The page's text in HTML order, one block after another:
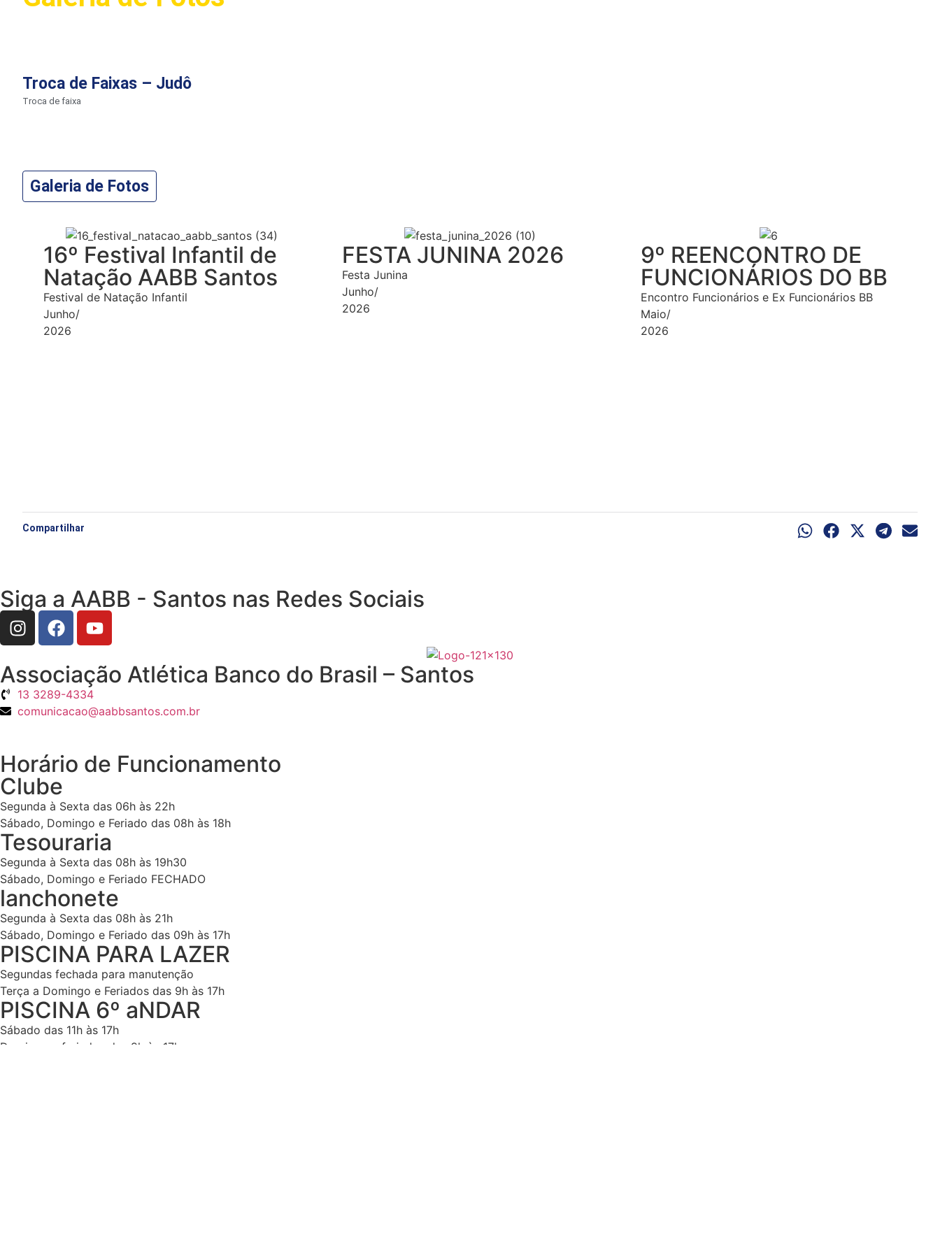
Troca de Faixas – Judô
Troca de faixa
Galeria de Fotos
16º Festival Infantil de
Natação AABB Santos
Festival de Natação Infantil
Junho/
2026
FESTA JUNINA 2026
Festa Junina
Junho/
2026
9º REENCONTRO DE
FUNCIONÁRIOS DO BB
Encontro Funcionários e Ex Funcionários BB
Maio/
2026
Compartilhar
Siga a AABB - Santos nas Redes Sociais
Associação Atlética Banco do Brasil – Santos
13 3289-4334
comunicacao@aabbsantos.com.br
Horário de Funcionamento
Clube
Segunda à Sexta das 06h às 22h
Sábado, Domingo e Feriado das 08h às 18h
Tesouraria
Segunda à Sexta das 08h às 19h30
Sábado, Domingo e Feriado FECHADO
lanchonete
Segunda à Sexta das 08h às 21h
Sábado, Domingo e Feriado das 09h às 17h
PISCINA PARA LAZER
Segundas fechada para manutenção
Terça a Domingo e Feriados das 9h às 17h
PISCINA 6º aNDAR
Sábado das 11h às 17h
Domingo e feriados das 9h às 17h